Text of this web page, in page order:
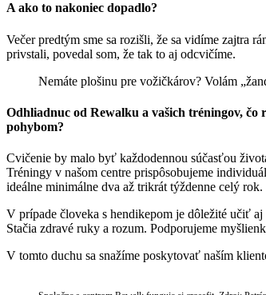
A ako to nakoniec dopadlo?
Večer predtým sme sa rozišli, že sa vidíme zajtra
privstali, povedal som, že tak to aj odcvičíme.
Nemáte plošinu pre vožičkárov? Volám
Odhliadnuc od Rewalku a vašich tréningov,
pohybom?
Cvičenie by malo byť každodennou súčasťou
Tréningy v našom centre prispôsobujeme
ideálne minimálne dva až trikrát týždenne celý rok.
V prípade človeka s hendikepom je dôležité učiť
Stačia zdravé ruky a rozum. Podporujeme
V tomto duchu sa snažíme poskytovať naším